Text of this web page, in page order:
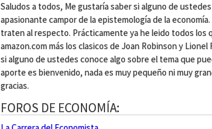
Saludos a todos, Me gustaría saber si alguno de
apasionante campor de la epistemología de la
traten al respecto. Prácticamente ya he leido todos los
amazon.com más los clasicos de Joan Robinson y
si alguno de ustedes conoce algo sobre el tema que
aporte es bienvenido, nada es muy pequeño ni muy
gracias.
FOROS DE ECONOMÍA: